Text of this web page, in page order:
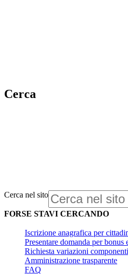
Cerca
Cerca nel sito
FORSE STAVI CERCANDO
Iscrizione anagrafica per
Presentare domanda per bonus
Richiesta variazioni
Amministrazione trasparente
FAQ